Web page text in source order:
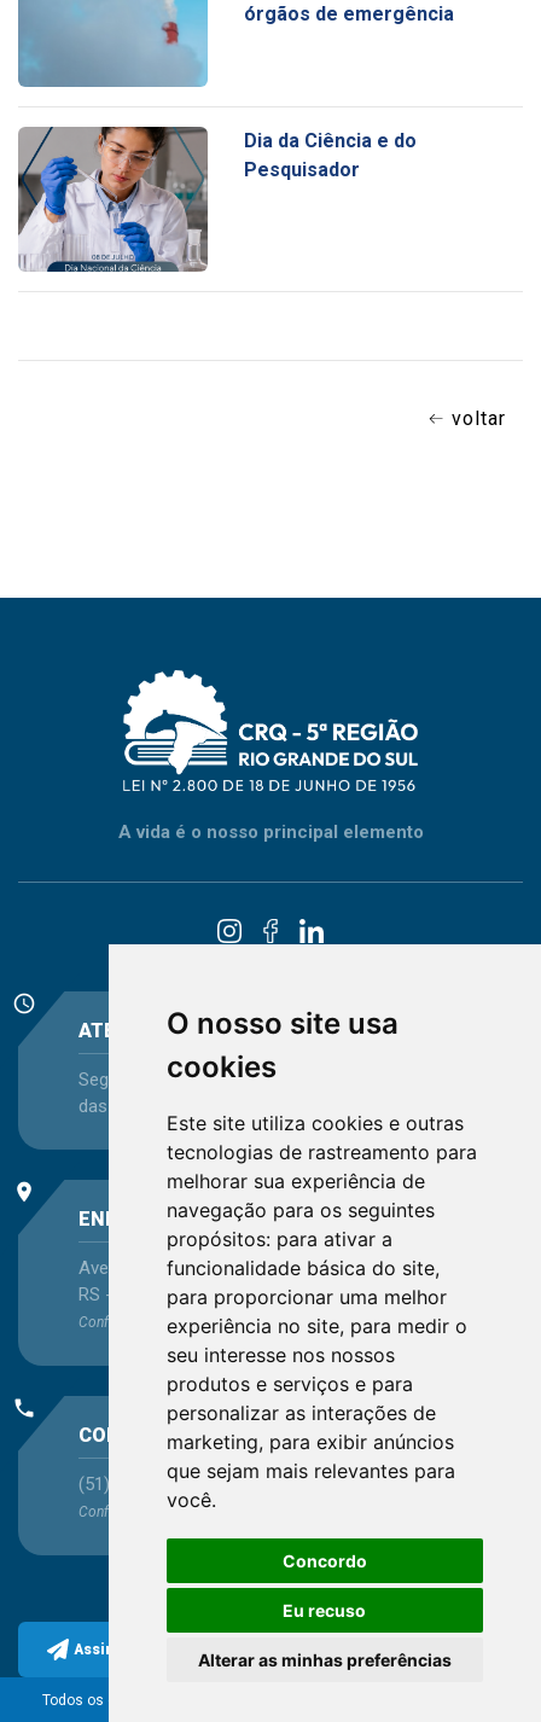
O nosso site usa
cookies
Este site utiliza cookies e outras
tecnologias de rastreamento para
melhorar sua experiência de
navegação para os seguintes
propósitos: para ativar a
funcionalidade básica do site,
para proporcionar uma melhor
experiência no site, para medir o
seu interesse nos nossos
produtos e serviços e para
personalizar as interações de
marketing, para exibir anúncios
que sejam mais relevantes para
você.
Concordo
Eu recuso
Alterar as minhas preferências
órgãos de emergência
Dia da Ciência e do
Pesquisador
voltar
A vida é o nosso principal elemento
schedule
ATENDIMENTO
Segunda-feira a Sexta-feira - das 08:30 às 12:15 e
das 13:30 às 16:45
place
ENDEREÇO
Avenida Itaqui, 45, Bairro Petrópolis, Porto Alegre -
RS - CEP 90460-140
Confira as demaislocalizações no Estado
phone
CONTATO
(51) 3330-5659
Confira os e-mailsaqui
Assine a nossa newsletter
Todos os direitos reservados ao Conselho Regional de